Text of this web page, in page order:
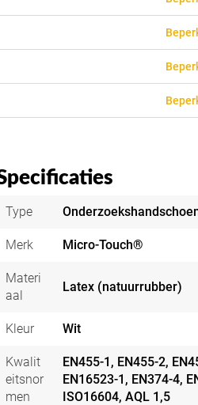
Type
Merk Micro-Touch®
Materi
aal
Latex (natuurrubber)
Kleur Wit
Kwalit
eitsnor
men
EN455-1, EN455-2,
EN16523-1, EN374-4,
ISO16604, AQL 1,5